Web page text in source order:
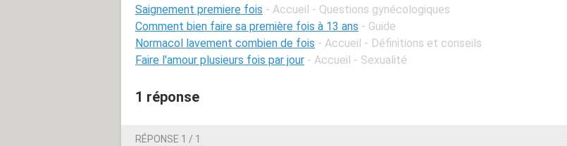
Saignement premiere fois - Accueil - Questions gynécologiques
Comment bien faire sa première fois à 13 ans - Guide
Normacol lavement combien de fois - Accueil - Définitions et conseils
Faire l'amour plusieurs fois par jour - Accueil - Sexualité
1 réponse
RÉPONSE 1 / 1